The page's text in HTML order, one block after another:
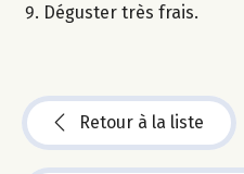
Déguster très frais.
Retour à la liste